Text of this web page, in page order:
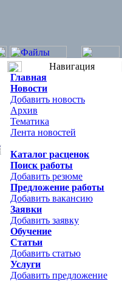
Навигация
Главная
Новости
Добавить новость
Архив
Тематика
Лента новостей
Каталог расценок
Поиск работы
Добавить резюме
Предложение работы
Добавить вакансию
Заявки
Добавить заявку
Обучение
Статьи
Добавить статью
Услуги
Добавить предложение